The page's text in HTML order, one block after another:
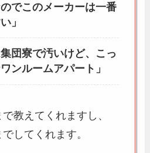
のでこのメーカーは一番
」
集団寮で汚いけど、こっ
ンルームアパート」
教えてくれますし、
してくれます。